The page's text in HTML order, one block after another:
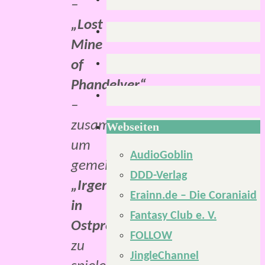
–
„Lost
Mine
of
Phandelver“
–
zusammengefunden,
um
gemeinsam
„Irgendwo
in
Ostpreußen“
zu
Webseiten
AudioGoblin
DDD-Verlag
Erainn.de – Die Coraniaid
Fantasy Club e. V.
FOLLOW
JingleChannel